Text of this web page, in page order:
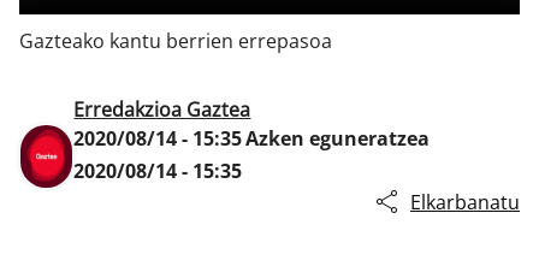
Gazteako kantu berrien errepasoa
Erredakzioa Gaztea
2020/08/14 - 15:35Azken eguneratzea
2020/08/14 - 15:35
Elkarbanatu